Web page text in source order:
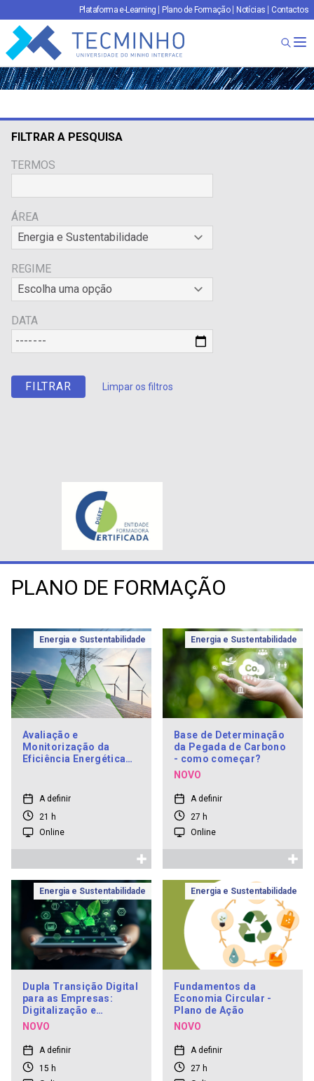
Plataforma e-Learning Plano de Formação Notícias Contactos
TECMINHO
FILTRAR A PESQUISA
TERMOS
ÁREA
REGIME
DATA
Limpar os filtros
PLANO DE FORMAÇÃO
Energia e Sustentabilidade
Avaliação e
Monitorização da
Eficiência Energética
A definir
21 h
Online
Energia e Sustentabilidade
Base de Determinação
da Pegada de Carbono
- como começar?
NOVO
A definir
27 h
Online
Energia e Sustentabilidade
Dupla Transição Digital
para as Empresas:
Digitalização e
Sustentabilidade
NOVO
A definir
15 h
Energia e Sustentabilidade
Fundamentos da
Economia Circular -
Plano de Ação
NOVO
A definir
27 h